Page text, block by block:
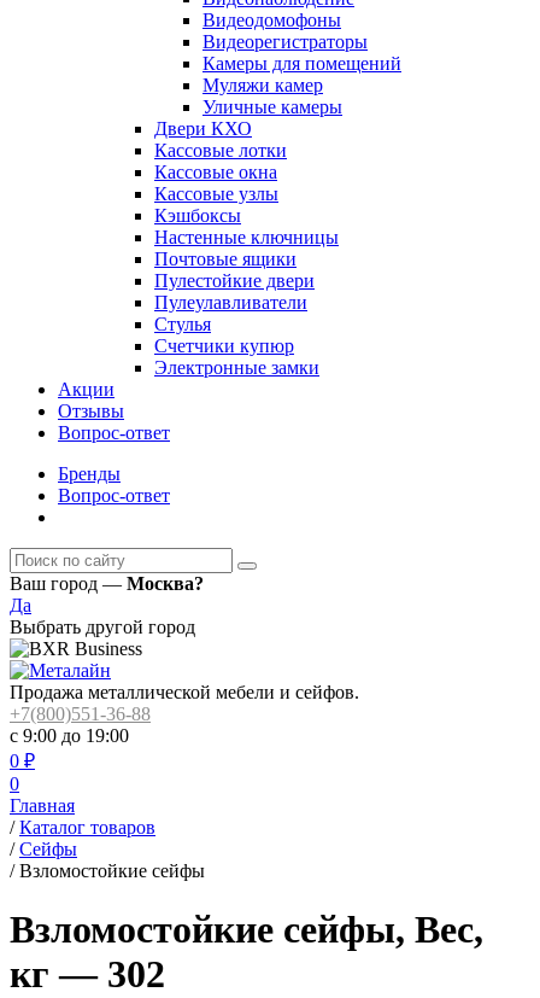
Видеодомофоны
Видеорегистраторы
Камеры для помещений
Муляжи камер
Уличные камеры
Двери КХО
Кассовые лотки
Кассовые окна
Кассовые узлы
Кэшбоксы
Настенные ключницы
Почтовые ящики
Пулестойкие двери
Пулеулавливатели
Стулья
Счетчики купюр
Электронные замки
Акции
Отзывы
Вопрос-ответ
Бренды
Вопрос-ответ
Ваш город — Москва?
Да
Выбрать другой город
Продажа металлической мебели и сейфов.
+7(800)551-36-88
с 9:00 до 19:00
0 ₽
0
Главная
/ Каталог товаров
/ Сейфы
/ Взломостойкие сейфы
Взломостойкие сейфы, Вес,
кг — 302